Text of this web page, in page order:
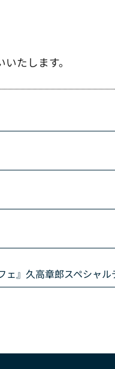
たします。
ェ』久高章郎スペシャル